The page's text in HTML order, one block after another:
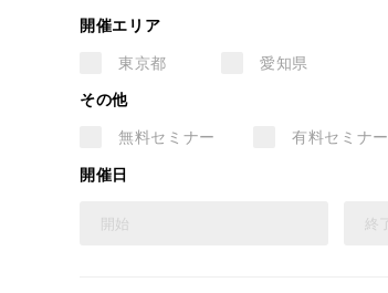
開催エリア
東京都
愛知県
その他
無料セミナー
有料セミナー
開催日